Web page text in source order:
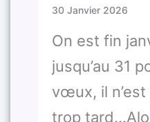
30 Janvier 2026
On est fin
jusqu’au 31
vœux, il
trop